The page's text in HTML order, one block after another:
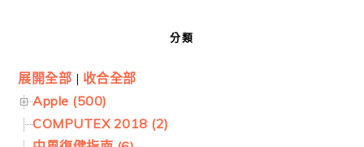
分類
展開全部 | 收合全部
Apple (500)
COMPUTEX 2018 (2)